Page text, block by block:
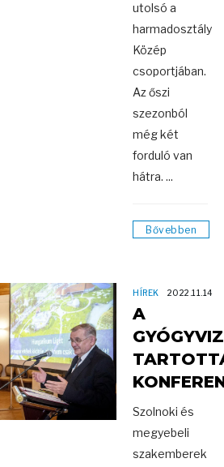
utolsó a
harmadosztály
Közép
csoportjában.
Az őszi
szezonból
még két
forduló van
hátra. ...
Bővebben
HÍREK 2022.11.14
A
Szolnoki és
megyebeli
szakemberek